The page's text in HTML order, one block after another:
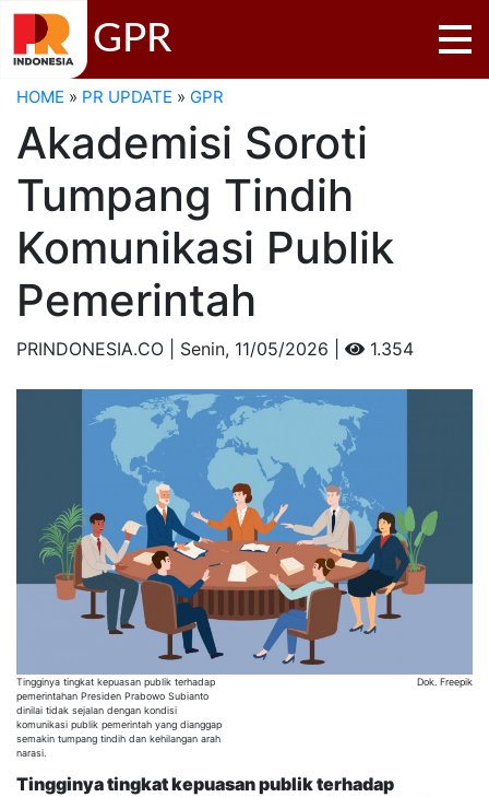
GPR
HOME » PR UPDATE » GPR
Akademisi Soroti
Tumpang Tindih
Komunikasi Publik
Pemerintah
PRINDONESIA.CO | Senin, 11/05/2026 | 1.354
Tingginya tingkat kepuasan publik terhadap
pemerintahan Presiden Prabowo Subianto
dinilai tidak sejalan dengan kondisi
komunikasi publik pemerintah yang dianggap
semakin tumpang tindih dan kehilangan arah
narasi.
Dok. Freepik
Tingginya tingkat kepuasan publik terhadap